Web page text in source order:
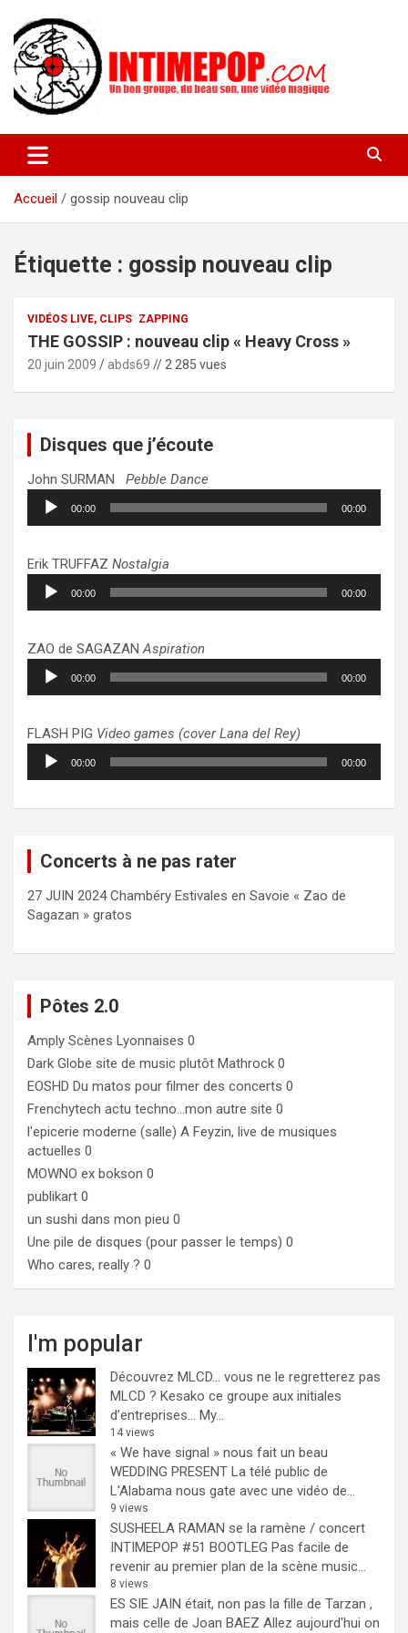
contenu
intimepop.com
actuelles pop rock, post-rock, indé sur Lyon. rock pop concert
lyon
Accueil
gossip nouveau clip
Étiquette : gossip nouveau clip
VIDÉOS LIVE, CLIPS ZAPPING
THE GOSSIP : nouveau clip « Heavy Cross »
20 juin 2009 abds69 // 2 285 vues
Disques que j’écoute
John SURMAN Pebble Dance
Lecteur
audio
00:00 00:00
Erik TRUFFAZ Nostalgia
Lecteur
audio
00:00 00:00
ZAO de SAGAZANAspiration
Lecteur
audio
00:00 00:00
FLASH PIG Video games (cover Lana del Rey)
Lecteur
audio
00:00 00:00
Concerts à ne pas rater
27 JUIN 2024 Chambéry Estivales en Savoie « Zao de
Sagazan » gratos
Pôtes 2.0
Amply Scènes Lyonnaises 0
Dark Globe site de music plutôt Mathrock 0
EOSHD Du matos pour filmer des concerts 0
Frenchytech actu techno…mon autre site 0
l'epicerie moderne (salle) A Feyzin, live de musiques
actuelles 0
MOWNO ex bokson 0
publikart 0
un sushi dans mon pieu 0
Une pile de disques (pour passer le temps) 0
Who cares, really ? 0
I'm popular
Découvrez MLCD… vous ne le regretterez pas
MLCD ? Kesako ce groupe aux initiales
d’entreprises… My...
14 views
« We have signal » nous fait un beau
WEDDING PRESENT La télé public de
L'Alabama nous gate avec une vidéo de...
9 views
SUSHEELA RAMAN se la ramène / concert
INTIMEPOP #51 BOOTLEG Pas facile de
revenir au premier plan de la scène music...
8 views
ES SIE JAIN était, non pas la fille de Tarzan ,
mais celle de Joan BAEZ Allez aujourd'hui on